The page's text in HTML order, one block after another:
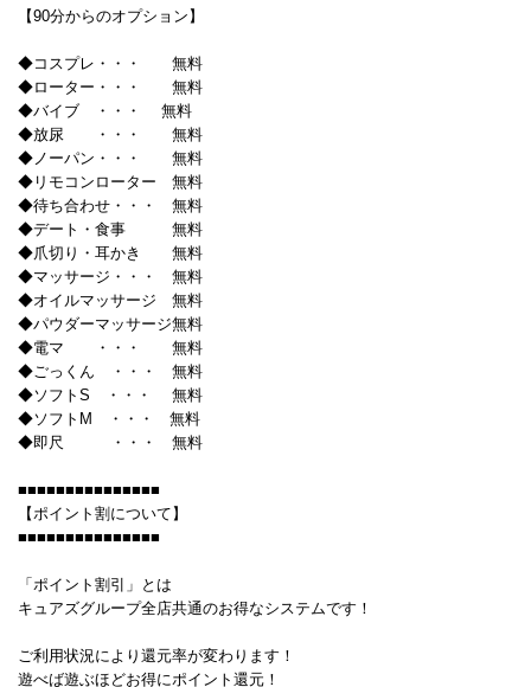
【90分からのオプション】
◆コスプレ・・・ 無料
◆ローター・・・ 無料
◆バイブ ・・・ 無料
◆放尿 ・・・ 無料
◆ノーパン・・・ 無料
◆リモコンローター 無料
◆待ち合わせ・・・ 無料
◆デート・食事 無料
◆爪切り・耳かき 無料
◆マッサージ・・・ 無料
◆オイルマッサージ 無料
◆パウダーマッサージ無料
◆電マ ・・・ 無料
◆ごっくん ・・・ 無料
◆ソフトS ・・・ 無料
◆ソフトM ・・・ 無料
◆即尺 ・・・ 無料
■■■■■■■■■■■■■■■
【ポイント割について】
■■■■■■■■■■■■■■■
「ポイント割引」とは
キュアズグループ全店共通のお得なシステムです！
ご利用状況により還元率が変わります！
遊べば遊ぶほどお得にポイント還元！